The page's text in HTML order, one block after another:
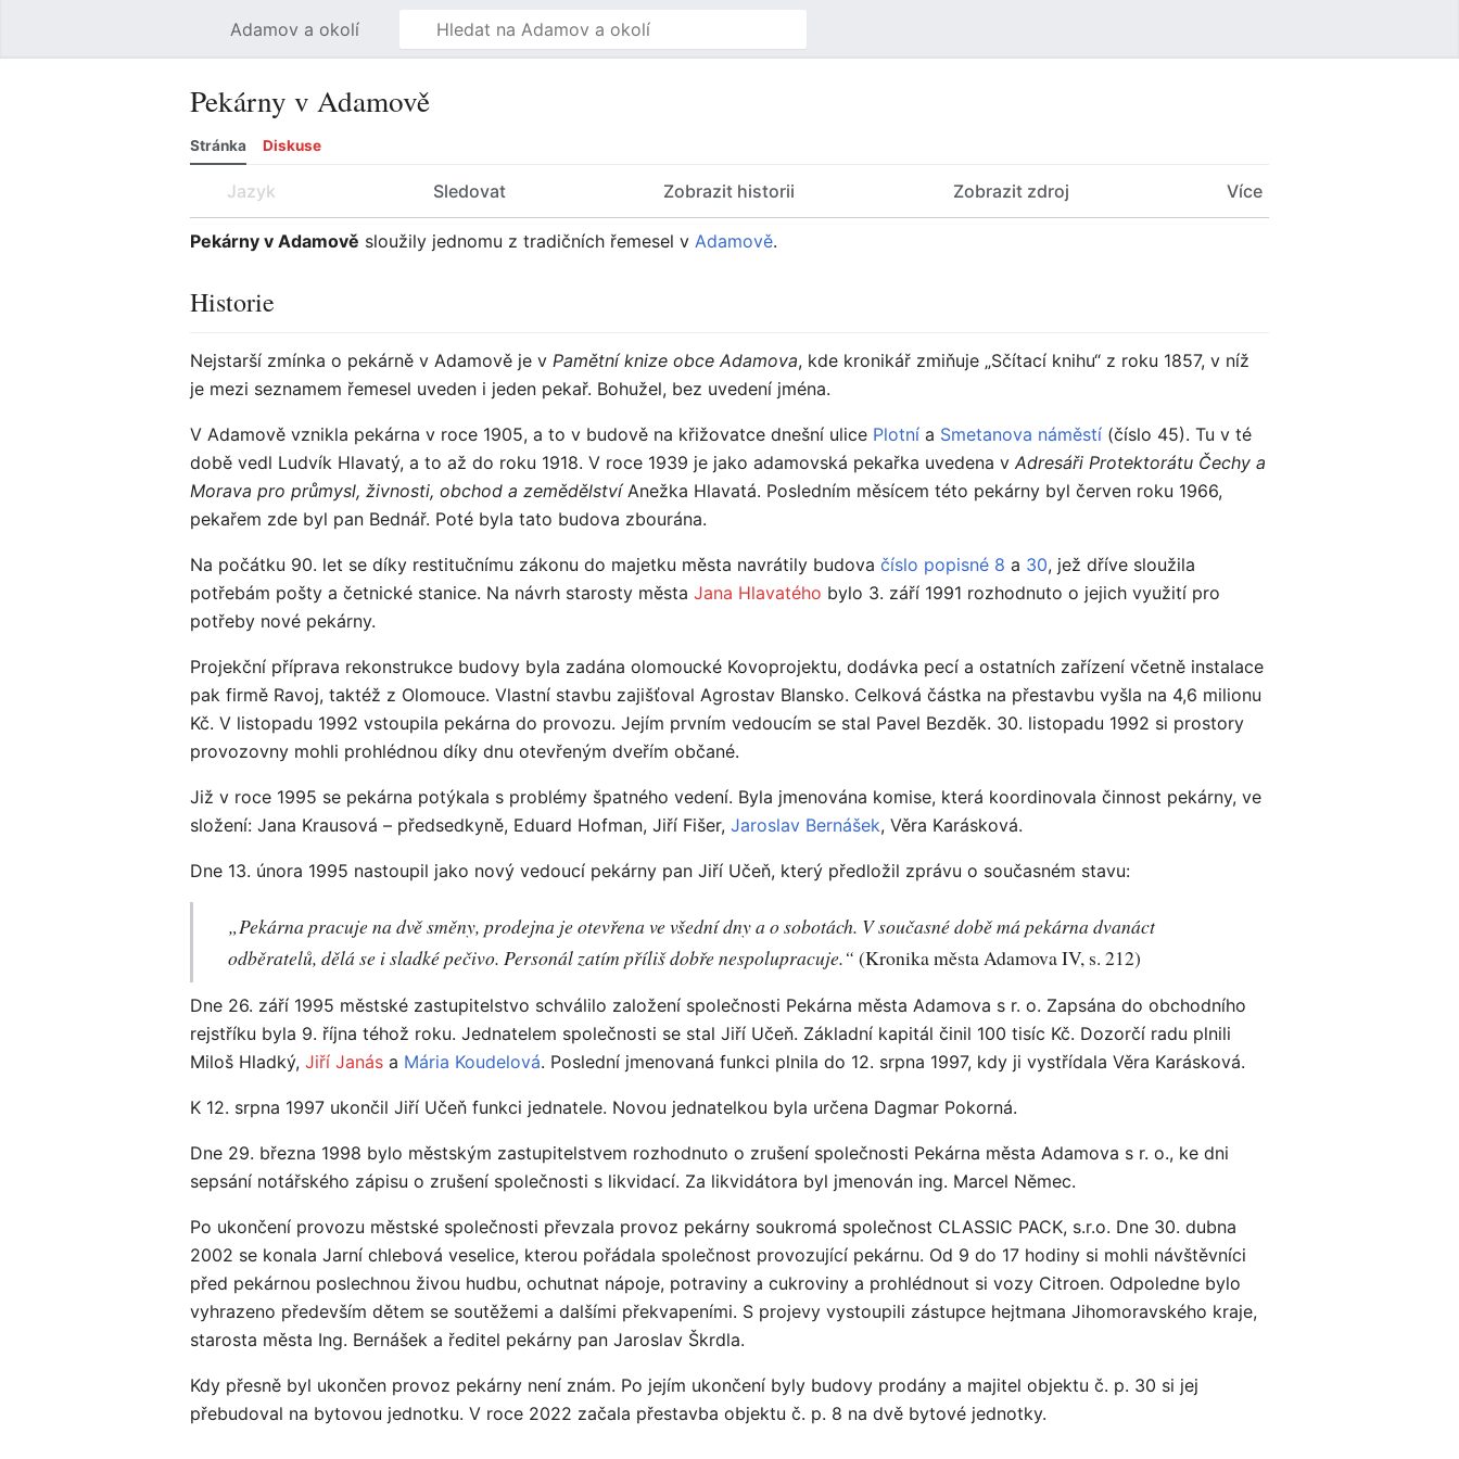
Adamov a okolí
Pekárny v Adamově
Stránka Diskuse
Jazyk Sledovat Zobrazit historii Zobrazit zdroj Více
Pekárny v Adamově sloužily jednomu z tradičních řemesel vAdamově.
Historie
Nejstarší zmínka o pekárně v Adamově je vPamětní knize obce Adamova, kde kronikář zmiňuje „Sčítací knihu“ z roku 1857, v níž
je mezi seznamem řemesel uveden i jeden pekař. Bohužel, bez uvedení jména.
V Adamově vznikla pekárna v roce 1905, a to v budově na křižovatce dnešní ulice Plotní a Smetanova náměstí (číslo 45). Tu v té
době vedl Ludvík Hlavatý, a to až do roku 1918. V roce 1939 je jako adamovská pekařka uvedena vAdresáři Protektorátu Čechy a
Morava pro průmysl, živnosti, obchod a zemědělstvíAnežka Hlavatá. Posledním měsícem této pekárny byl červen roku 1966,
pekařem zde byl pan Bednář. Poté byla tato budova zbourána.
Na počátku 90. let se díky restitučnímu zákonu do majetku města navrátily budovačíslo popisné 8 a 30, jež dříve sloužila
potřebám pošty a četnické stanice. Na návrh starosty městaJana Hlavatého bylo 3. září 1991 rozhodnuto o jejich využití pro
potřeby nové pekárny.
Projekční příprava rekonstrukce budovy byla zadána olomoucké Kovoprojektu, dodávka pecí a ostatních zařízení včetně instalace
pak firmě Ravoj, taktéž z Olomouce. Vlastní stavbu zajišťoval Agrostav Blansko. Celková částka na přestavbu vyšla na 4,6 milionu
Kč. V listopadu 1992 vstoupila pekárna do provozu. Jejím prvním vedoucím se stal Pavel Bezděk. 30. listopadu 1992 si prostory
provozovny mohli prohlédnou díky dnu otevřeným dveřím občané.
Již v roce 1995 se pekárna potýkala s problémy špatného vedení. Byla jmenována komise, která koordinovala činnost pekárny, ve
složení: Jana Krausová – předsedkyně, Eduard Hofman, Jiří Fišer,Jaroslav Bernášek, Věra Karásková.
Dne 13. února 1995 nastoupil jako nový vedoucí pekárny pan Jiří Učeň, který předložil zprávu o současném stavu:
„Pekárna pracuje na dvě směny, prodejna je otevřena ve všední dny a o sobotách. V současné době má pekárna dvanáct
odběratelů, dělá se i sladké pečivo. Personál zatím příliš dobře nespolupracuje.“ (Kronika města Adamova IV, s. 212)
Dne 26. září 1995 městské zastupitelstvo schválilo založení společnosti Pekárna města Adamova s r. o. Zapsána do obchodního
rejstříku byla 9. října téhož roku. Jednatelem společnosti se stal Jiří Učeň. Základní kapitál činil 100 tisíc Kč. Dozorčí radu plnili
Miloš Hladký,Jiří Janás a Mária Koudelová. Poslední jmenovaná funkci plnila do 12. srpna 1997, kdy ji vystřídala Věra Karásková.
K 12. srpna 1997 ukončil Jiří Učeň funkci jednatele. Novou jednatelkou byla určena Dagmar Pokorná.
Dne 29. března 1998 bylo městským zastupitelstvem rozhodnuto o zrušení společnosti Pekárna města Adamova s r. o., ke dni
sepsání notářského zápisu o zrušení společnosti s likvidací. Za likvidátora byl jmenován ing. Marcel Němec.
Po ukončení provozu městské společnosti převzala provoz pekárny soukromá společnost CLASSIC PACK, s.r.o. Dne 30. dubna
2002 se konala Jarní chlebová veselice, kterou pořádala společnost provozující pekárnu. Od 9 do 17 hodiny si mohli návštěvníci
před pekárnou poslechnou živou hudbu, ochutnat nápoje, potraviny a cukroviny a prohlédnout si vozy Citroen. Odpoledne bylo
vyhrazeno především dětem se soutěžemi a dalšími překvapeními. S projevy vystoupili zástupce hejtmana Jihomoravského kraje,
starosta města Ing. Bernášek a ředitel pekárny pan Jaroslav Škrdla.
Kdy přesně byl ukončen provoz pekárny není znám. Po jejím ukončení byly budovy prodány a majitel objektu č. p. 30 si jej
přebudoval na bytovou jednotku. V roce 2022 začala přestavba objektu č. p. 8 na dvě bytové jednotky.